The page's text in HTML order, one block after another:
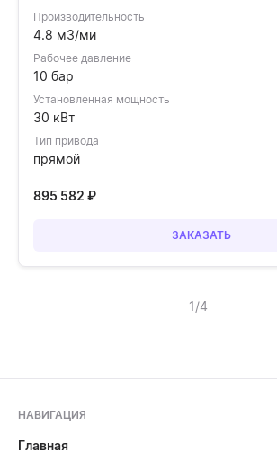
Производительность
4.8 м3/ми
Рабочее давление
10 бар
Установленная мощность
30 кВт
Тип привода
прямой
895 582 ₽
ЗАКАЗАТЬ
1/4
НАВИГАЦИЯ
Главная